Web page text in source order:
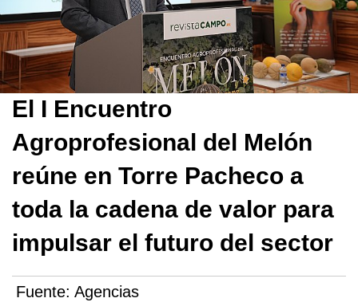
El I Encuentro
Agroprofesional del Melón
reúne en Torre Pacheco a
toda la cadena de valor para
impulsar el futuro del sector
Fuente: Agencias